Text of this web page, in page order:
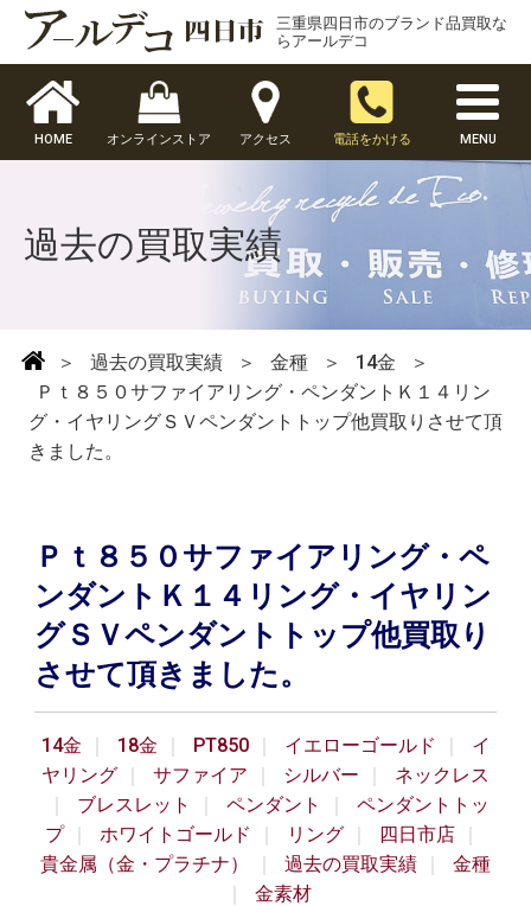
三重県四日市のブランド品買取な
らアールデコ
HOME オンラインストア アクセス 電話をかける MENU
過去の買取実績
＞ 過去の買取実績 ＞ 金種 ＞ 14金
＞
Ｐｔ８５０サファイアリング・ペンダントＫ１４リン
グ・イヤリングＳＶペンダントトップ他買取りさせて頂
きました。
Ｐｔ８５０サファイアリング・ペ
ンダントＫ１４リング・イヤリン
グＳＶペンダントトップ他買取り
させて頂きました。
14金 18金 PT850 イエローゴールド
イ
ヤリング
サファイア シルバー
ネックレス
ブレスレット
ペンダント
ペンダントトッ
プ
ホワイトゴールド リング
四日市店
貴金属（金・プラチナ）
過去の買取実績
金種
金素材